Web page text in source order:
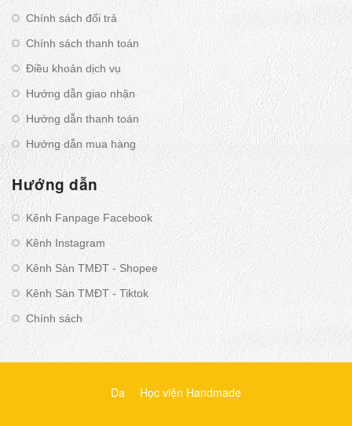
Chính sách đổi trả
Chính sách thanh toán
Điều khoản dịch vụ
Hướng dẫn giao nhận
Hướng dẫn thanh toán
Hướng dẫn mua hàng
Hướng dẫn
Kênh Fanpage Facebook
Kênh Instagram
Kênh Sàn TMĐT - Shopee
Kênh Sàn TMĐT - Tiktok
Chính sách
Da Học viện Handmade